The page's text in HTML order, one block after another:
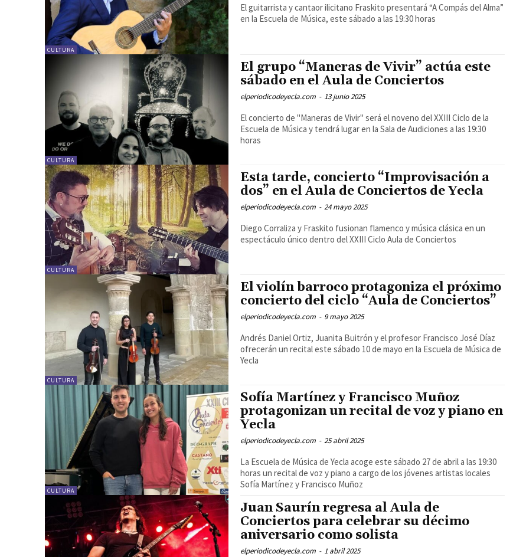
CULTURA
El guitarrista y cantaor ilicitano Fraskito presentará “A Compás del Alma”
en la Escuela de Música, este sábado a las 19:30 horas
CULTURA
El grupo “Maneras de Vivir” actúa este
sábado en el Aula de Conciertos
elperiodicodeyecla.com - 13 junio 2025
El concierto de "Maneras de Vivir" será el noveno del XXIII Ciclo de la
Escuela de Música y tendrá lugar en la Sala de Audiciones a las 19:30
horas
CULTURA
Esta tarde, concierto “Improvisación a
dos” en el Aula de Conciertos de Yecla
elperiodicodeyecla.com - 24 mayo 2025
Diego Corraliza y Fraskito fusionan flamenco y música clásica en un
espectáculo único dentro del XXIII Ciclo Aula de Conciertos
CULTURA
El violín barroco protagoniza el próximo
concierto del ciclo “Aula de Conciertos”
elperiodicodeyecla.com - 9 mayo 2025
Andrés Daniel Ortiz, Juanita Buitrón y el profesor Francisco José Díaz
ofrecerán un recital este sábado 10 de mayo en la Escuela de Música de
Yecla
CULTURA
Sofía Martínez y Francisco Muñoz
protagonizan un recital de voz y piano en
Yecla
elperiodicodeyecla.com - 25 abril 2025
La Escuela de Música de Yecla acoge este sábado 27 de abril a las 19:30
horas un recital de voz y piano a cargo de los jóvenes artistas locales
Sofía Martínez y Francisco Muñoz
Juan Saurín regresa al Aula de
Conciertos para celebrar su décimo
aniversario como solista
elperiodicodeyecla.com - 1 abril 2025